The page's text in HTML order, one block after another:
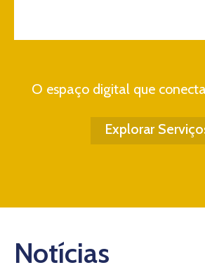
O espaço digital que
Explorar
Notícias